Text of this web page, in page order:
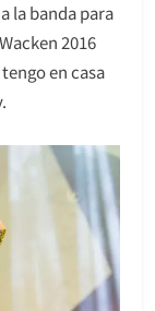
la banda para
2016
en casa